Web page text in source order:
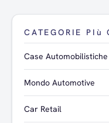
CATEGORIE PIù
Case Automobilistiche
Mondo Automotive
Car Retail